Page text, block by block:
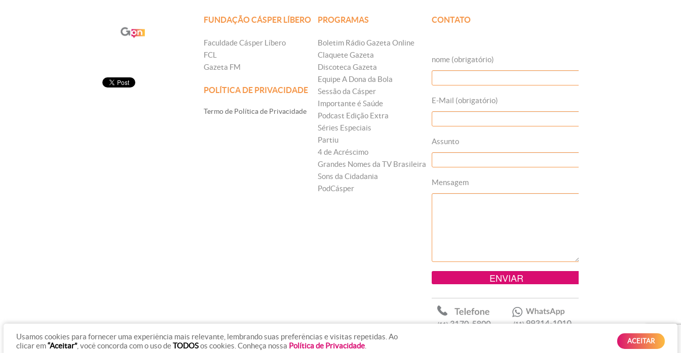
FUNDAÇÃO CÁSPER LÍBERO
Faculdade Cásper Líbero
FCL
Gazeta FM
POLÍTICA DE PRIVACIDADE
Termo de Política de Privacidade
PROGRAMAS
Boletim Rádio Gazeta Online
Claquete Gazeta
Discoteca Gazeta
Equipe A Dona da Bola
Sessão da Cásper
Importante é Saúde
Podcast Edição Extra
Séries Especiais
Partiu
4 de Acréscimo
Grandes Nomes da TV Brasileira
Sons da Cidadania
PodCásper
CONTATO
nome (obrigatório)
E-Mail (obrigatório)
Assunto
Mensagem
© Copyright 2012 - 2026 Rádio Gazeta Online
Usamos cookies para fornecer uma experiência mais relevante, lembrando suas preferências e visitas repetidas. Ao
clicar em“Aceitar”, você concorda com o uso deTODOSos cookies. Conheça nossa Política de Privacidade.
ACEITAR